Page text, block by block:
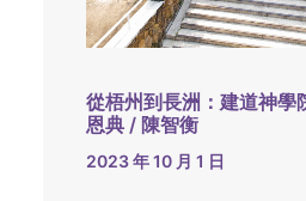
從梧州到長洲：建道神學
恩典 / 陳智衡
2023 年 10 月 1 日